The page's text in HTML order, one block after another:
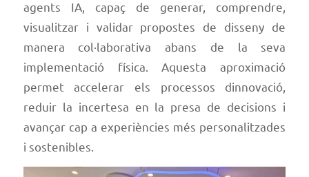
agents IA, capaç de generar, comprendre,
visualitzar i validar propostes de disseny de
manera col·laborativa abans de la seva
implementació física. Aquesta aproximació
permet accelerar els processos dinnovació,
reduir la incertesa en la presa de decisions i
avançar cap a experiències més personalitzades
i sostenibles.